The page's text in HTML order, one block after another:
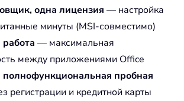
одна лицензия — настройка
минуты (MSI-совместимо)
— максимальная
между приложениями Office
пробная
регистрации и кредитной карты